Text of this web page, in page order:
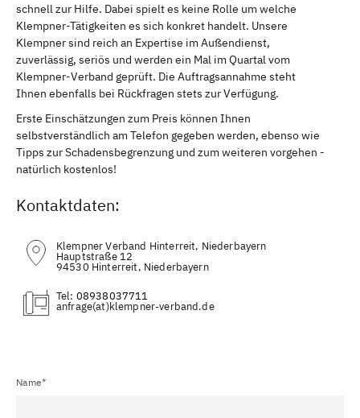
schnell zur Hilfe. Dabei spielt es keine Rolle um welche
Klempner-Tätigkeiten es sich konkret handelt. Unsere
Klempner sind reich an Expertise im Außendienst,
zuverlässig, seriös und werden ein Mal im Quartal vom
Klempner-Verband geprüft. Die Auftragsannahme steht
Ihnen ebenfalls bei Rückfragen stets zur Verfügung.
Erste Einschätzungen zum Preis können Ihnen
selbstverständlich am Telefon gegeben werden, ebenso wie
Tipps zur Schadensbegrenzung und zum weiteren vorgehen -
natürlich kostenlos!
Kontaktdaten:
Klempner Verband Hinterreit, Niederbayern
Hauptstraße 12
94530 Hinterreit, Niederbayern
Tel: 08938037711
(at)
Name*